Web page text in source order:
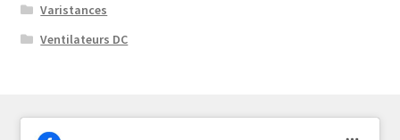
Varistances
Ventilateurs DC